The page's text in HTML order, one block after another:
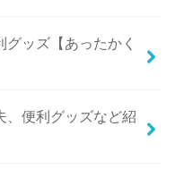
グッズ【あったかく
、便利グッズなど紹